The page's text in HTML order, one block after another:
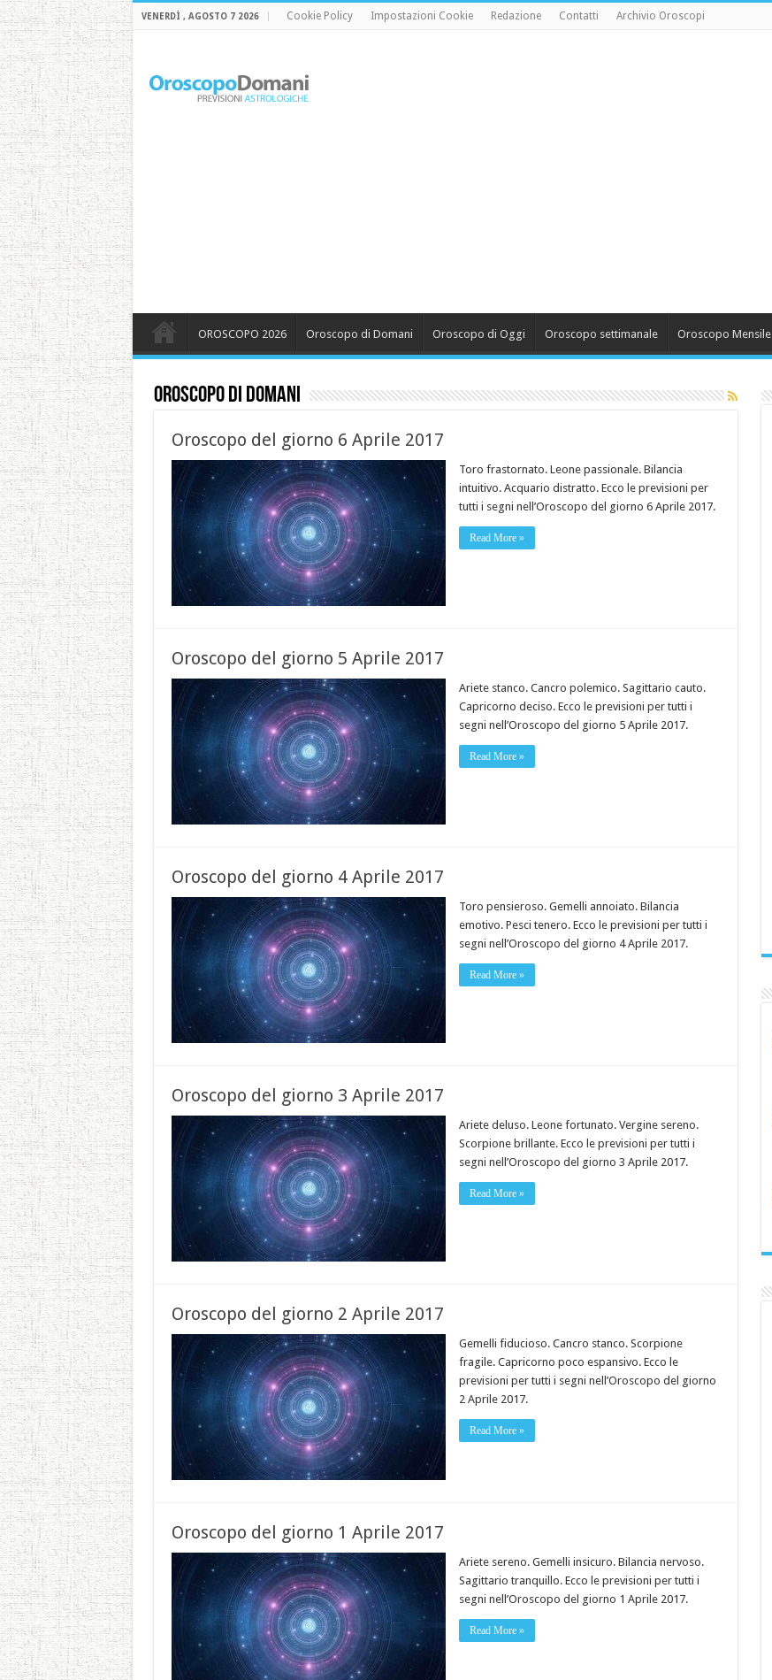
VENERDÌ , AGOSTO 7 2026 Cookie Policy Impostazioni Cookie Redazione Contatti Archivio Oroscopi
OROSCOPO 2026 Oroscopo di Domani Oroscopo di Oggi Oroscopo settimanale Oroscopo Mensile
Oroscopo Di Domani
Oroscopo del giorno 6 Aprile 2017
Toro frastornato. Leone passionale. Bilancia
intuitivo. Acquario distratto. Ecco le previsioni per
tutti i segni nell’Oroscopo del giorno 6 Aprile 2017.
Read More »
Oroscopo del giorno 5 Aprile 2017
Ariete stanco. Cancro polemico. Sagittario cauto.
Capricorno deciso. Ecco le previsioni per tutti i
segni nell’Oroscopo del giorno 5 Aprile 2017.
Read More »
Oroscopo del giorno 4 Aprile 2017
Toro pensieroso. Gemelli annoiato. Bilancia
emotivo. Pesci tenero. Ecco le previsioni per tutti i
segni nell’Oroscopo del giorno 4 Aprile 2017.
Read More »
Oroscopo del giorno 3 Aprile 2017
Ariete deluso. Leone fortunato. Vergine sereno.
Scorpione brillante. Ecco le previsioni per tutti i
segni nell’Oroscopo del giorno 3 Aprile 2017.
Read More »
Oroscopo del giorno 2 Aprile 2017
Gemelli fiducioso. Cancro stanco. Scorpione
fragile. Capricorno poco espansivo. Ecco le
previsioni per tutti i segni nell’Oroscopo del giorno
2 Aprile 2017.
Read More »
Oroscopo del giorno 1 Aprile 2017
Ariete sereno. Gemelli insicuro. Bilancia nervoso.
Sagittario tranquillo. Ecco le previsioni per tutti i
segni nell’Oroscopo del giorno 1 Aprile 2017.
Read More »